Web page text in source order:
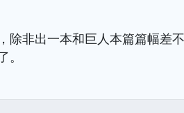
除非出一本和巨人本篇篇幅差